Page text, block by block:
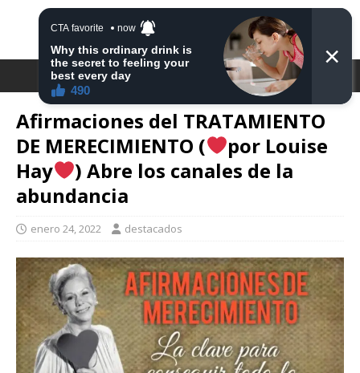
DESTACA2
Afirmaciones del TRATAMIENTO
DE MERECIMIENTO (
por Louise
Hay
) Abre los canales de la
abundancia
enero 24, 2022 destacados